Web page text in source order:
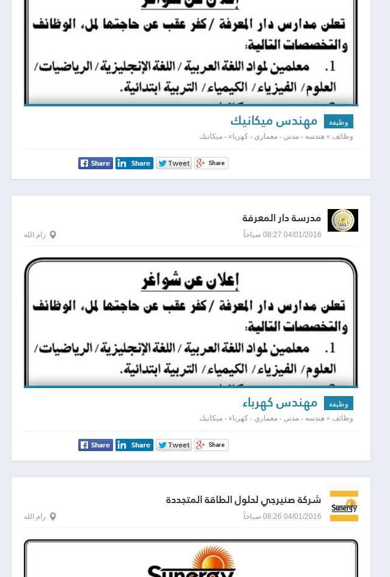
وظيفة مهندس ميكانيك
وظائف » هندسه - مدني - معماري - كهرباء - ميكانيك
مدرسة دار المعرفة
04/01/2016 08:27 صباحاً رام الله
وظيفة مهندس كهرباء
وظائف » هندسه - مدني - معماري - كهرباء - ميكانيك
شركة صنيرجي لحلول الطاقة المتجددة
04/01/2016 08:26 صباحاً رام الله